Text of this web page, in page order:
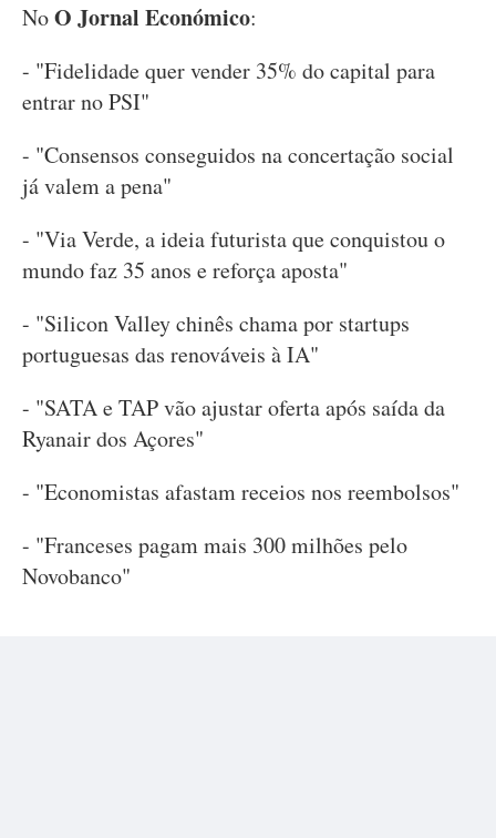
NoO Jornal Económico:
- "Fidelidade quer vender 35% do capital para
entrar no PSI"
- "Consensos conseguidos na concertação social
já valem a pena"
- "Via Verde, a ideia futurista que conquistou o
mundo faz 35 anos e reforça aposta"
- "Silicon Valley chinês chama por startups
portuguesas das renováveis à IA"
- "SATA e TAP vão ajustar oferta após saída da
Ryanair dos Açores"
- "Economistas afastam receios nos reembolsos"
- "Franceses pagam mais 300 milhões pelo
Novobanco"